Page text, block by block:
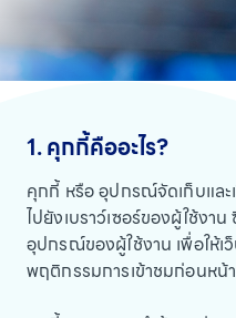
1. คุกกี้คืออะไร?
คุกกี้ หรือ อุปกรณ์จัดเก็บและ
ไปยังเบราว์เซอร์ของผู้ใช้งา
อุปกรณ์ของผู้ใช้งาน เพื่อให้เ
พฤติกรรมการเข้าชมก่อนหน้